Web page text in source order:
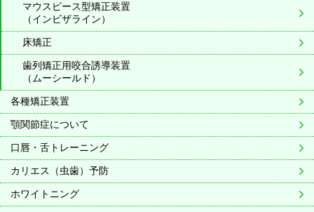
マウスピース型矯正装置
（インビザライン）
床矯正
歯列矯正用咬合誘導装置
（ムーシールド）
各種矯正装置
顎関節症について
口唇・舌トレーニング
カリエス（虫歯）予防
ホワイトニング